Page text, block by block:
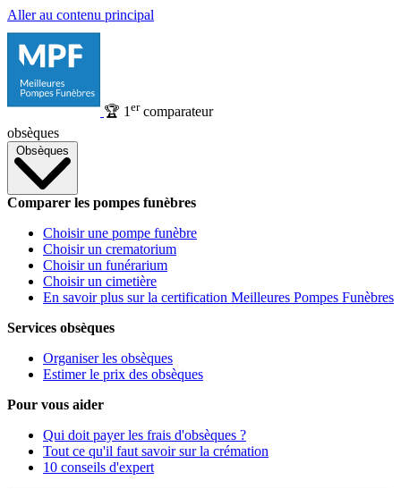
Aller au contenu principal
🏆 1 ercomparateur
obsèques
Obsèques
Comparer les pompes funèbres
Choisir une pompe funèbre
Choisir un crematorium
Choisir un funérarium
Choisir un cimetière
En savoir plus sur la certification Meilleures Pompes Funèbres
Services obsèques
Organiser les obsèques
Estimer le prix des obsèques
Pour vous aider
Qui doit payer les frais d'obsèques ?
Tout ce qu'il faut savoir sur la crémation
10 conseils d'expert